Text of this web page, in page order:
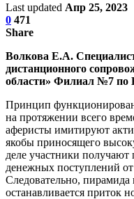
Last updated Апр 25, 2023
0 471
Share
Волкова Е.А.
дистанционного
области» Филиал №7 по
Принцип
на протяжении всего
аферисты имитируют
якобы приносящего
деле участники
денежных поступлений
Следовательно,
останавливается приток